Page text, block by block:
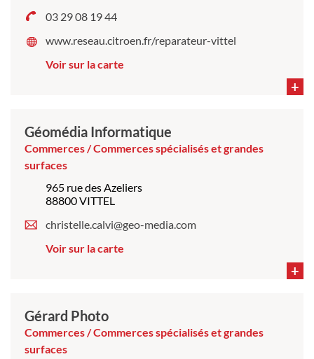
03 29 08 19 44
www.reseau.citroen.fr/reparateur-vittel
Voir sur la carte
+
Géomédia Informatique
Commerces / Commerces spécialisés et grandes
surfaces
965 rue des Azeliers
88800 VITTEL
christelle.calvi@geo-media.com
Voir sur la carte
+
Gérard Photo
Commerces / Commerces spécialisés et grandes
surfaces